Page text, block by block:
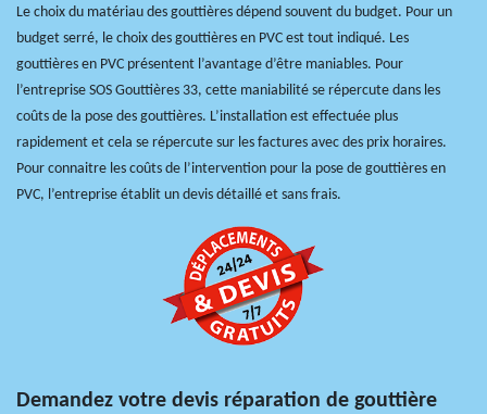
Le choix du matériau des gouttières dépend souvent du budget. Pour un
budget serré, le choix des gouttières en PVC est tout indiqué. Les
gouttières en PVC présentent l’avantage d’être maniables. Pour
l’entreprise SOS Gouttières 33, cette maniabilité se répercute dans les
coûts de la pose des gouttières. L’installation est effectuée plus
rapidement et cela se répercute sur les factures avec des prix horaires.
Pour connaitre les coûts de l’intervention pour la pose de gouttières en
PVC, l’entreprise établit un devis détaillé et sans frais.
Demandez votre devis réparation de gouttière